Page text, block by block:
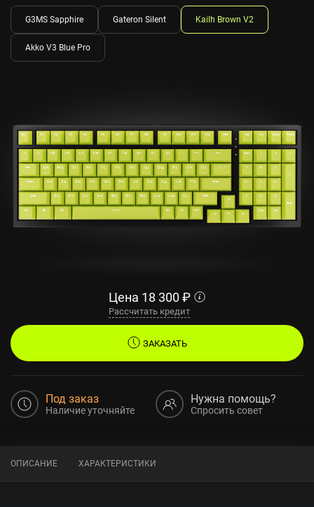
G3MS Sapphire Gateron Silent Kailh Brown V2
Akko V3 Blue Pro
Цена 18 300 ₽
Рассчитать кредит
ЗАКАЗАТЬ
Под заказ
Наличие уточняйте
Нужна помощь?
Спросить совет
ОПИСАНИЕ ХАРАКТЕРИСТИКИ